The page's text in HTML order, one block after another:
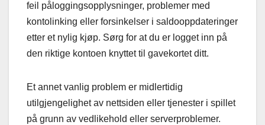
feil påloggingsopplysninger, problemer med
kontolinking eller forsinkelser i saldooppdateringer
etter et nylig kjøp. Sørg for at du er logget inn på
den riktige kontoen knyttet til gavekortet ditt.
Et annet vanlig problem er midlertidig
utilgjengelighet av nettsiden eller tjenester i spillet
på grunn av vedlikehold eller serverproblemer.